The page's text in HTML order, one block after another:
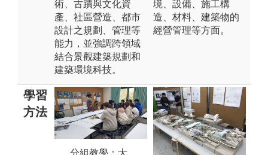
術、古蹟與文化資
產、社區營造、都市
設計之規劃、管理等
能力，並強調跨領域
結合景觀建築規劃和
建築環境科技。
境、設備、施工構
造、材料、建築物的
經營管理等方面。
學習
方法
分組教學：大